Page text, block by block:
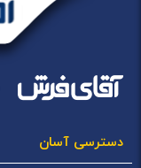
دسترسی آسان